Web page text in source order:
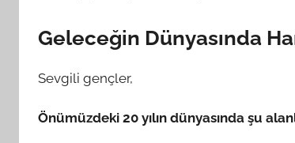
Geleceğin Dünyasında
Sevgili gençler,
Önümüzdeki 20 yılın dünyasında şu